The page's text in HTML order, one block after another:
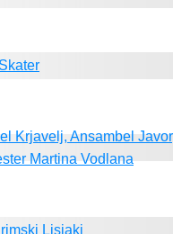
Krjavelj, Ansambel
Martina Vodlana
Lisjaki